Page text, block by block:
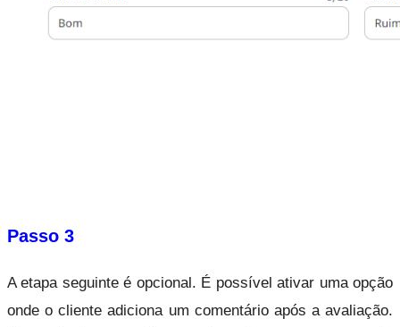
Passo 3
A etapa seguinte é opcional. É possível ativar uma opção
onde o cliente adiciona um comentário após a avaliação.